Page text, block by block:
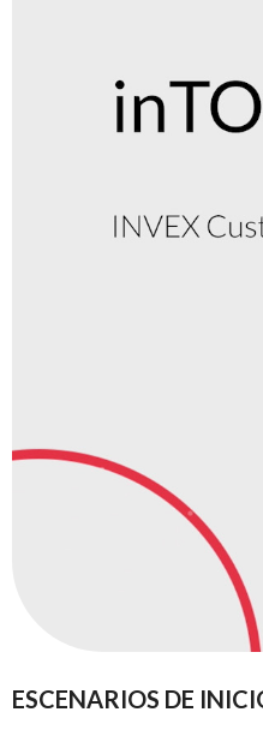
ESCENARIOS DE